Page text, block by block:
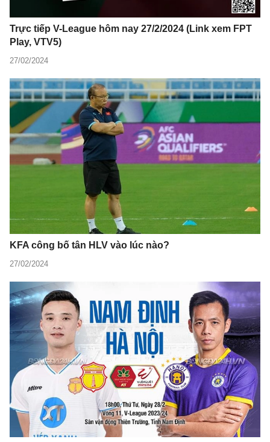
Trực tiếp V-League hôm nay 27/2/2024 (Link xem FPT
Play, VTV5)
27/02/2024
KFA công bố tân HLV vào lúc nào?
27/02/2024